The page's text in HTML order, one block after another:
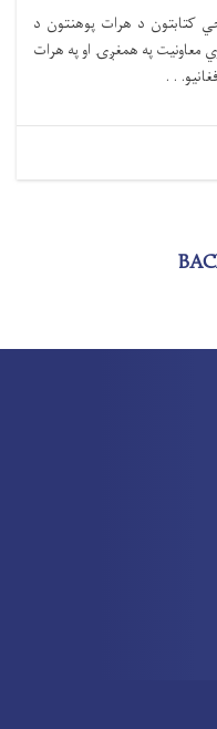
کتابتون د هرات پوهنتون د
معاونیت په همغږۍ او په هرات
. .